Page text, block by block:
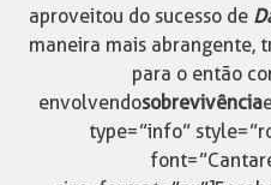
aproveitou do sucesso de
maneira mais abrangente,
para o então
envolvendosobrevivência
type=”info”